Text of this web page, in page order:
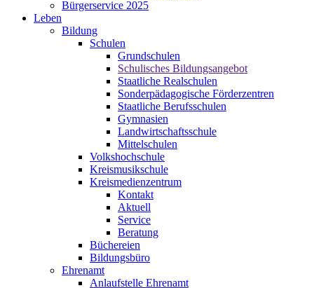
Bürgerservice 2025
Leben
Bildung
Schulen
Grundschulen
Schulisches Bildungsangebot
Staatliche Realschulen
Sonderpädagogische Förderzentren
Staatliche Berufsschulen
Gymnasien
Landwirtschaftsschule
Mittelschulen
Volkshochschule
Kreismusikschule
Kreismedienzentrum
Kontakt
Aktuell
Service
Beratung
Büchereien
Bildungsbüro
Ehrenamt
Anlaufstelle Ehrenamt